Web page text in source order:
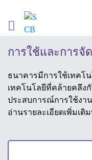
ลูกค้าบุคคล
ลูกค้า SME
การใช้และการจั
ธนาคารมีการใช้เทคโน
เทคโนโลยีที่คล้ายคลึง
ประสบการณ์การใช้งา
อ่านรายละเอียดเพิ่มเติ